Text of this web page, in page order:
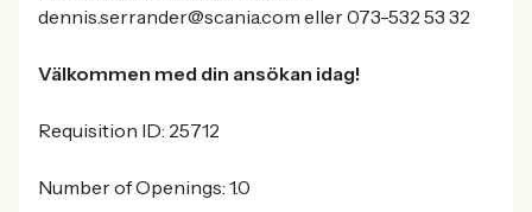
dennis.serrander@scania.com eller 073-532 53 32
Välkommen med din ansökan idag!
Requisition ID: 25712
Number of Openings: 1.0